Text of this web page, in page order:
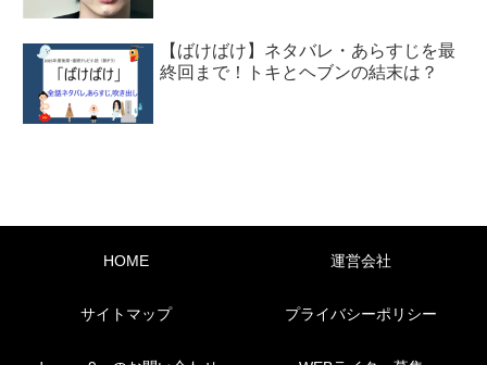
【ばけばけ】ネタバレ・あらすじを最
終回まで！トキとヘブンの結末は？
HOME 運営会社
サイトマップ プライバシーポリシー